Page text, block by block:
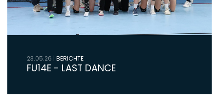
23.05.26 | BERICHTE
FU14E - LAST DANCE